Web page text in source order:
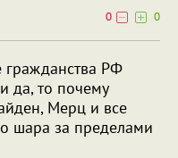
0
0
РФ
да, то почему
Мерц и все
шара за пределами